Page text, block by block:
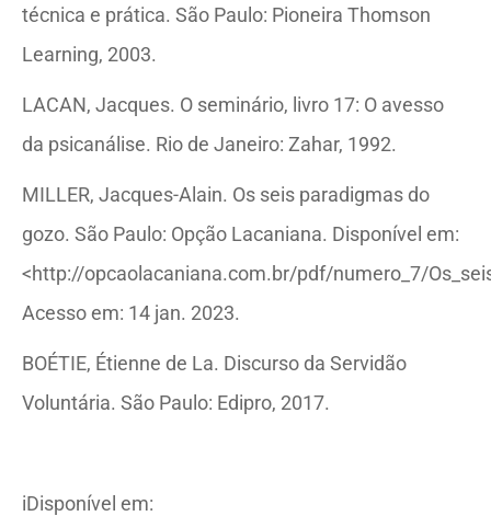
técnica e prática. São Paulo: Pioneira Thomson
Learning, 2003.
LACAN, Jacques. O seminário, livro 17: O avesso
da psicanálise. Rio de Janeiro: Zahar, 1992.
MILLER, Jacques-Alain. Os seis paradigmas do
gozo. São Paulo: Opção Lacaniana. Disponível em:
<http://opcaolacaniana.com.br/pdf/numero_7/
Acesso em: 14 jan. 2023.
BOÉTIE, Étienne de La. Discurso da Servidão
Voluntária. São Paulo: Edipro, 2017.
iDisponível em: